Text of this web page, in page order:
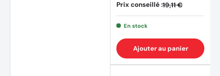
Prix conseillé :19,11 €
En stock
Ajouter au panier